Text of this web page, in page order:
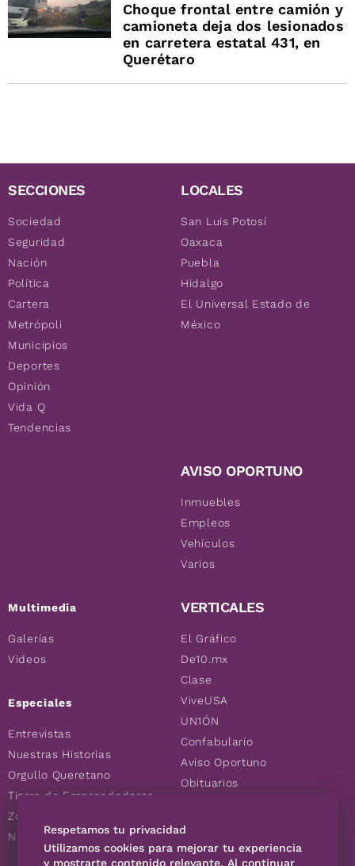
Choque frontal entre camión y
camioneta deja dos lesionados
en carretera estatal 431, en
Querétaro
SECCIONES
Sociedad
Seguridad
Nación
Política
Cartera
Metrópoli
Municipios
Deportes
Opinión
Vida Q
Tendencias
Multimedia
Galerías
Videos
Especiales
Entrevistas
Nuestras Historias
Orgullo Queretano
Tierra de Emprendedores
Zoociales
Nuevos Queretanos
LOCALES
San Luis Potosí
Oaxaca
Puebla
Hidalgo
El Universal Estado de
México
AVISO OPORTUNO
Inmuebles
Empleos
Vehículos
Varios
VERTICALES
El Gráfico
De10.mx
Clase
ViveUSA
UN1ÓN
Confabulario
Aviso Oportuno
Obituarios
Consultas
Respetamos tu privacidad
Utilizamos cookies para mejorar tu experiencia
y mostrarte contenido relevante. Al continuar